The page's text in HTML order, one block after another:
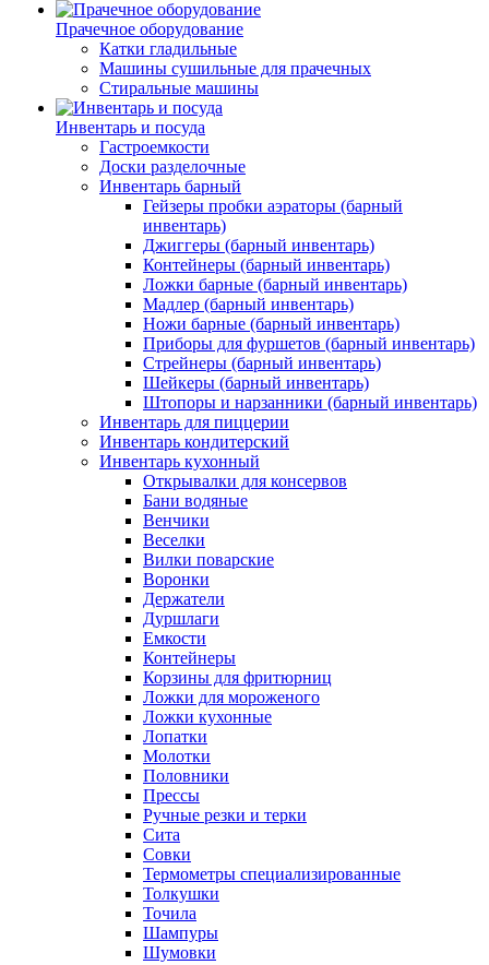
Прачечное оборудование
Катки гладильные
Машины сушильные для прачечных
Стиральные машины
Инвентарь и посуда
Гастроемкости
Доски разделочные
Инвентарь барный
Гейзеры пробки аэраторы (барный
инвентарь)
Джиггеры (барный инвентарь)
Контейнеры (барный инвентарь)
Ложки барные (барный инвентарь)
Мадлер (барный инвентарь)
Ножи барные (барный инвентарь)
Приборы для фуршетов (барный инвентарь)
Стрейнеры (барный инвентарь)
Шейкеры (барный инвентарь)
Штопоры и нарзанники (барный инвентарь)
Инвентарь для пиццерии
Инвентарь кондитерский
Инвентарь кухонный
Открывалки для консервов
Бани водяные
Венчики
Веселки
Вилки поварские
Воронки
Держатели
Дуршлаги
Емкости
Контейнеры
Корзины для фритюрниц
Ложки для мороженого
Ложки кухонные
Лопатки
Молотки
Половники
Прессы
Ручные резки и терки
Сита
Совки
Термометры специализированные
Толкушки
Точила
Шампуры
Шумовки